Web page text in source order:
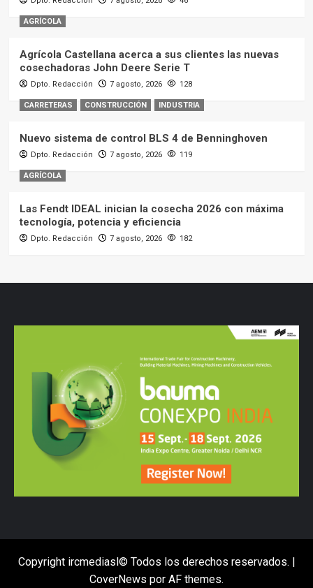
AGRÍCOLA
Agrícola Castellana acerca a sus clientes las nuevas
cosechadoras John Deere Serie T
Dpto. Redacción 7 agosto, 2026 128
CARRETERAS CONSTRUCCIÓN INDUSTRIA
Nuevo sistema de control BLS 4 de Benninghoven
Dpto. Redacción 7 agosto, 2026 119
AGRÍCOLA
Las Fendt IDEAL inician la cosecha 2026 con máxima
tecnología, potencia y eficiencia
Dpto. Redacción 7 agosto, 2026 182
Copyright ircmediasl© Todos los derechos reservados.
CoverNews por AF themes.